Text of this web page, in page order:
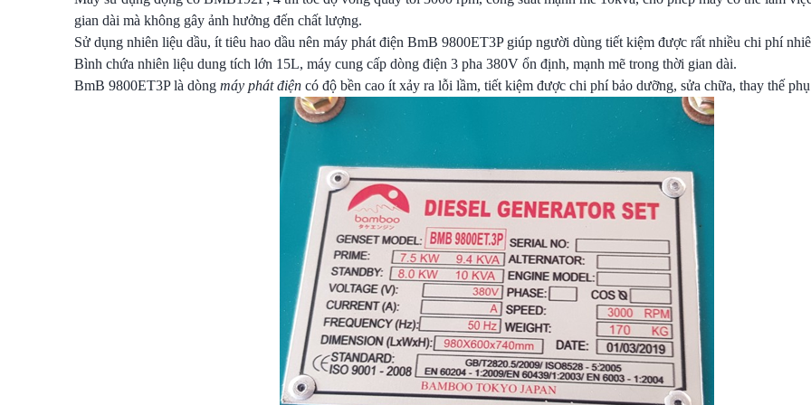
gian dài mà không gây ảnh hưởng đến chất lượng.
Sử dụng nhiên liệu dầu, ít tiêu hao dầu nên máy phát điện BmB 9800ET3P giúp người dùng tiết kiệm được rất nhiều chi phí
Bình chứa nhiên liệu dung tích lớn 15L, máy cung cấp dòng điện 3 pha 380V ổn định, mạnh mẽ trong thời gian dài.
BmB 9800ET3P là dòng máy phát điện có độ bền cao ít xảy ra lỗi lầm, tiết kiệm được chi phí bảo dưỡng, sửa chữa, thay thế